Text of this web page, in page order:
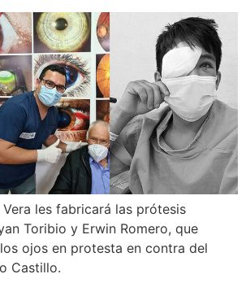
les fabricará las prótesis
Toribio y Erwin Romero, que
ojos en protesta en contra del
Castillo.